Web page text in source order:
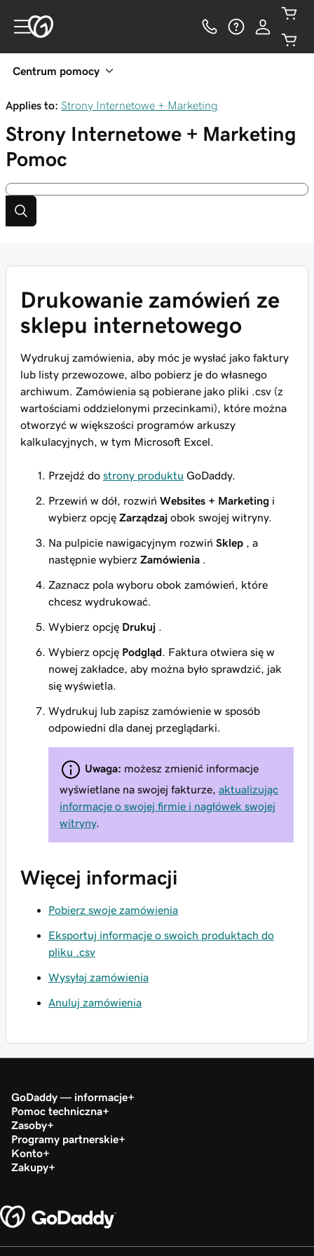
Centrum pomocy
Applies to: Strony Internetowe + Marketing
Strony Internetowe + Marketing
Pomoc
Drukowanie zamówień ze
sklepu internetowego
Wydrukuj zamówienia, aby móc je wysłać jako faktury
lub listy przewozowe, albo pobierz je do własnego
archiwum. Zamówienia są pobierane jako pliki .csv (z
wartościami oddzielonymi przecinkami), które można
otworzyć w większości programów arkuszy
kalkulacyjnych, w tym Microsoft Excel.
Przejdź do strony produktu GoDaddy.
Przewiń w dół, rozwiń Websites + Marketing i
wybierz opcję Zarządzaj obok swojej witryny.
Na pulpicie nawigacyjnym rozwiń Sklep , a
następnie wybierz Zamówienia
Zaznacz pola wyboru obok zamówień, które
chcesz wydrukować.
Wybierz opcję Drukuj
Wybierz opcję Podgląd . Faktura otwiera się w
nowej zakładce, aby można było sprawdzić, jak
się wyświetla.
Wydrukuj lub zapisz zamówienie w sposób
odpowiedni dla danej przeglądarki.
Uwaga: możesz zmienić informacje
wyświetlane na swojej fakturze, aktualizując
informacje o swojej firmie i nagłówek swojej
witryny.
Więcej informacji
Pobierz swoje zamówienia
Eksportuj informacje o swoich produktach do
pliku .csv
Wysyłaj zamówienia
Anuluj zamówienia
GoDaddy — informacje
Pomoc techniczna
Zasoby
Programy partnerskie
Konto
Zakupy